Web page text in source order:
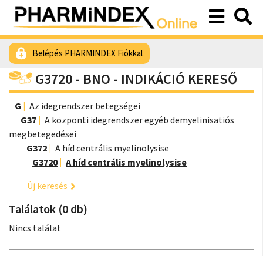
Belépés PHARMINDEX Fiókkal
G3720 - BNO - INDIKÁCIÓ KERESŐ
G
Az idegrendszer betegségei
G37
A központi idegrendszer egyéb demyelinisatiós
megbetegedései
G372
A híd centrális myelinolysise
G3720
A híd centrális myelinolysise
Új keresés
Találatok (0 db)
Nincs találat